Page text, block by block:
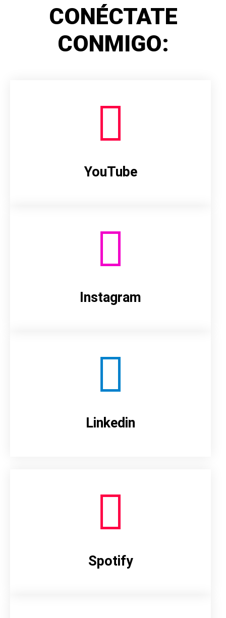
CONÉCTATE
CONMIGO:
YouTube
Instagram
Linkedin
Spotify